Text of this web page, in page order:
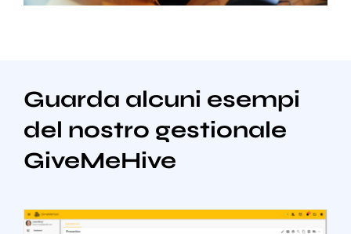
Guarda alcuni esempi
del nostro gestionale
GiveMeHive